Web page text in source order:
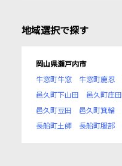
地域選択で探す
岡山県瀬戸内市
牛窓町牛窓
牛窓町鹿忍
邑久町下山田
邑久町庄田
邑久町豆田
邑久町箕輪
長船町土師
長船町服部